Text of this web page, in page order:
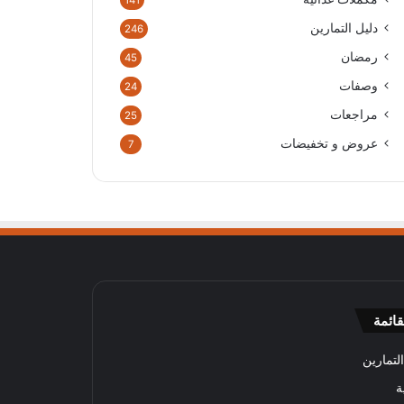
دليل التمارين 246
رمضان 45
وصفات 24
مراجعات 25
عروض و تخفيضات 7